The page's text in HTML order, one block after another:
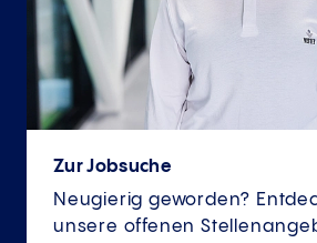
Zur Jobsuche
Neugierig geworden?
unsere offenen